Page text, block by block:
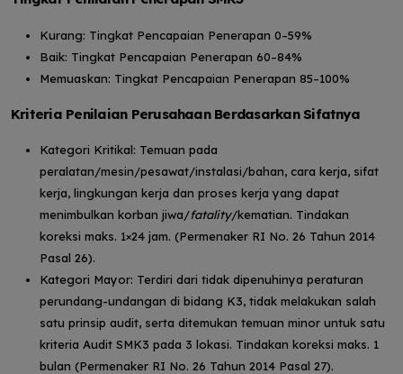
Kurang: Tingkat Pencapaian Penerapan 0–59%
Baik: Tingkat Pencapaian Penerapan 60–84%
Memuaskan: Tingkat Pencapaian Penerapan 85–100%
Kriteria Penilaian Perusahaan Berdasarkan Sifatnya
Kategori Kritikal: Temuan pada
peralatan/mesin/pesawat/instalasi/bahan, cara kerja, sifat
kerja, lingkungan kerja dan proses kerja yang dapat
menimbulkan korban jiwa/fatality/kematian. Tindakan
koreksi maks. 1×24 jam. (Permenaker RI No. 26 Tahun 2014
Pasal 26).
Kategori Mayor: Terdiri dari tidak dipenuhinya peraturan
perundang-undangan di bidang K3, tidak melakukan salah
satu prinsip audit, serta ditemukan temuan minor untuk satu
kriteria Audit SMK3 pada 3 lokasi. Tindakan koreksi maks. 1
bulan (Permenaker RI No. 26 Tahun 2014 Pasal 27).